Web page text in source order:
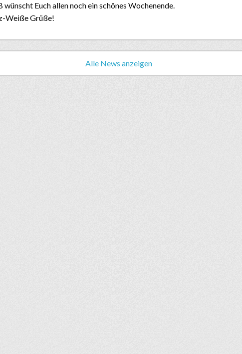
wünscht Euch allen noch ein schönes Wochenende.
Weiße Grüße!
Alle News anzeigen